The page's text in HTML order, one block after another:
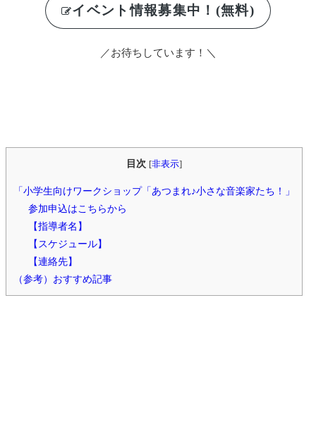
イベント情報募集中！(無料)
／お待ちしています！＼
目次 [非表示]
「小学生向けワークショップ「あつまれ♪小さな音楽家たち！」
参加申込はこちらから
【指導者名】
【スケジュール】
【連絡先】
（参考）おすすめ記事